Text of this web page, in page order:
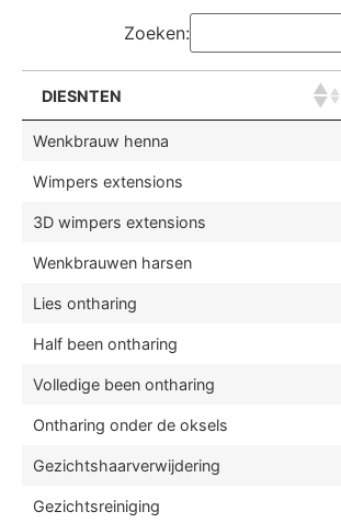
Zoeken:
DIESNTEN
Wenkbrauw henna
Wimpers extensions
3D wimpers extensions
Wenkbrauwen harsen
Lies ontharing
Half been ontharing
Volledige been ontharing
Ontharing onder de oksels
Gezichtshaarverwijdering
Gezichtsreiniging